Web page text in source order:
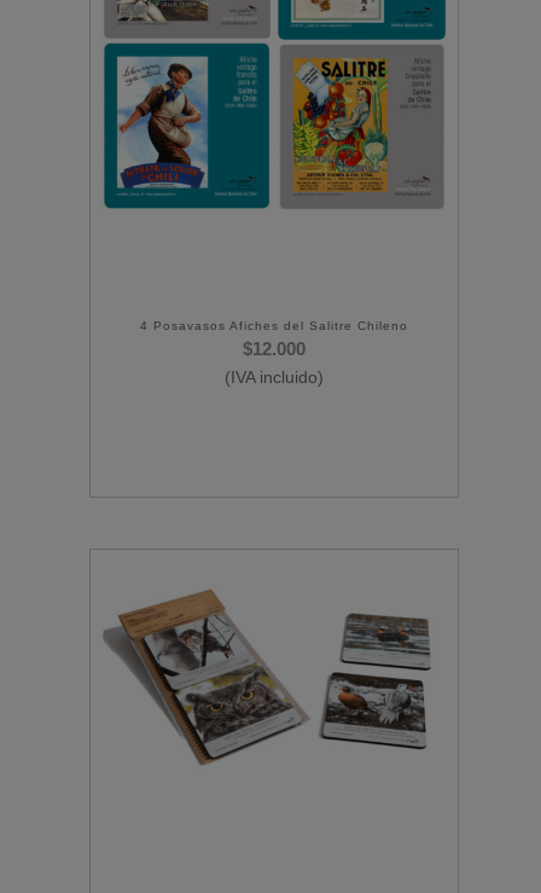
4 Posavasos Afiches del Salitre Chileno
$12.000
(IVA incluido)